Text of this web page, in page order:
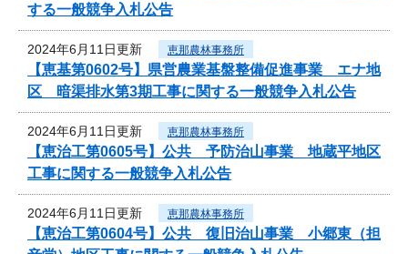
する一般競争入札公告
2024年6月11日更新 恵那農林事務所
【恵基第0602号】県営農業基盤整備促進事業 エナ地
区 暗渠排水第3期工事に関する一般競争入札公告
2024年6月11日更新 恵那農林事務所
【恵治工第0605号】公共 予防治山事業 地蔵平地区
工事に関する一般競争入札公告
2024年6月11日更新 恵那農林事務所
【恵治工第0604号】公共 復旧治山事業 小郷東（担